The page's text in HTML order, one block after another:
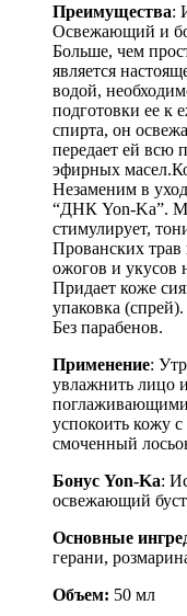
Преимущества:
Освежающий и
Больше, чем
является
водой,
подготовки ее к
спирта, он
передает ей всю
эфирных
Незаменим в
“ДНК Yon-Ka”.
стимулирует,
Прованских
ожогов и
Придает коже
упаковка
Без парабенов.
Применение:
увлажнить лицо
успокоить кожу
смоченный
Бонус Yon-Ka:
освежающий
Основные
герани,
Объем: 50 мл